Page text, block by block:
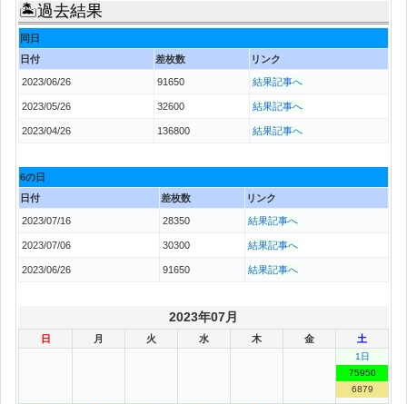
🏝過去結果
同日
日付
差枚数 リンク
2023/06/26 91650 結果記事へ
2023/05/26 32600 結果記事へ
2023/04/26 136800 結果記事へ
6の日
日付
差枚数 リンク
2023/07/16 28350 結果記事へ
2023/07/06 30300 結果記事へ
2023/06/26 91650 結果記事へ
2023年07月
日 月 火 水 木 金 土
1日
75950
6879